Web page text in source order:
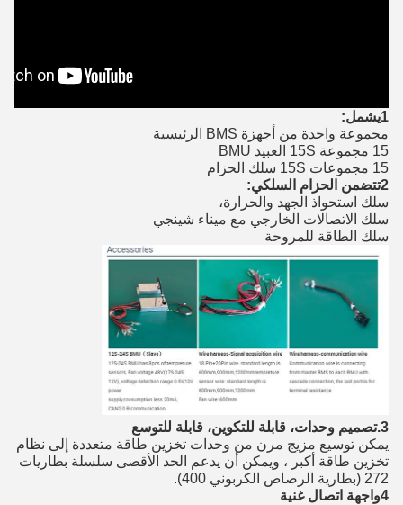
1يشمل:
مجموعة واحدة من أجهزة BMS الرئيسية
15 مجموعة 15S العبيد BMU
15 مجموعات 15S سلك الحزام
2تتضمن الحزام السلكي:
سلك استحواذ الجهد والحرارة،
سلك الاتصالات الخارجي مع ميناء شينجي
سلك الطاقة للمروحة
3. تصميم وحدات، قابلة للتكوين، قابلة للتوسع
272 (بطارية الرصاص الكربوني 400).
4واجهة اتصال غنية